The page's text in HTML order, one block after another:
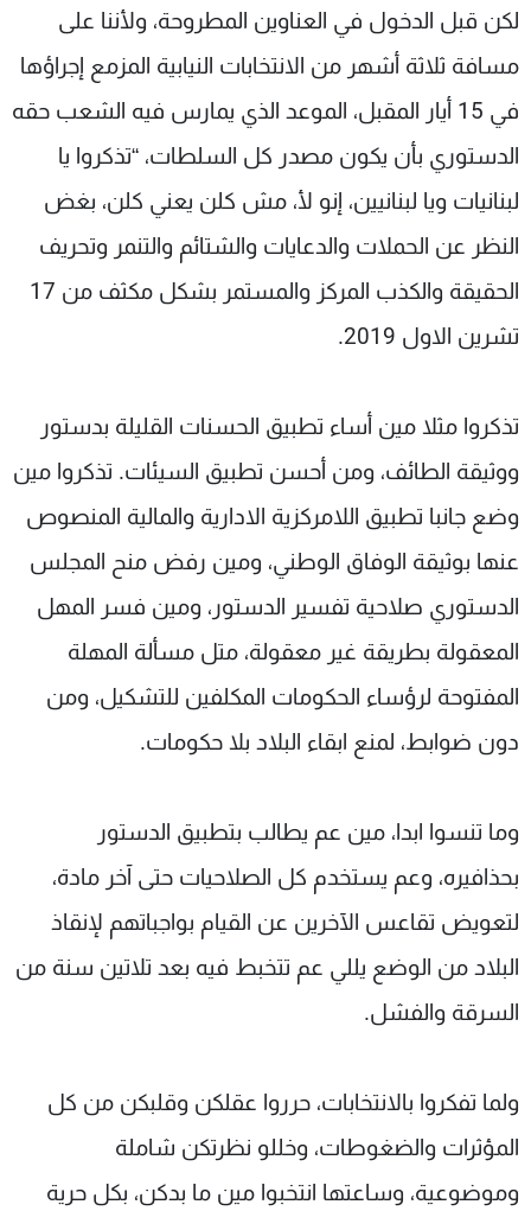
لكن قبل الدخول في العناوين المطروحة، ولأننا على
مسافة ثلاثة أشهر من الانتخابات النيابية المزمع إجراؤها
في 15 أيار المقبل، الموعد الذي يمارس فيه الشعب حقه
الدستوري بأن يكون مصدر كل السلطات، “تذكروا يا
لبنانيات ويا لبنانيين، إنو لأ، مش كلن يعني كلن، بغض
النظر عن الحملات والدعايات والشتائم والتنمر وتحريف
الحقيقة والكذب المركز والمستمر بشكل مكثف من 17
تشرين الاول 2019.
تذكروا مثلا مين أساء تطبيق الحسنات القليلة بدستور
ووثيقة الطائف، ومن أحسن تطبيق السيئات. تذكروا مين
وضع جانبا تطبيق اللامركزية الادارية والمالية المنصوص
عنها بوثيقة الوفاق الوطني، ومين رفض منح المجلس
الدستوري صلاحية تفسير الدستور، ومين فسر المهل
المعقولة بطريقة غير معقولة، متل مسألة المهلة
المفتوحة لرؤساء الحكومات المكلفين للتشكيل، ومن
دون ضوابط، لمنع ابقاء البلاد بلا حكومات.
وما تنسوا ابدا، مين عم يطالب بتطبيق الدستور
بحذافيره، وعم يستخدم كل الصلاحيات حتى آخر مادة،
لتعويض تقاعس الآخرين عن القيام بواجباتهم لإنقاذ
البلاد من الوضع يللي عم تتخبط فيه بعد تلاتين سنة من
السرقة والفشل.
ولما تفكروا بالانتخابات، حرروا عقلكن وقلبكن من كل
المؤثرات والضغوطات، وخللو نظرتكن شاملة
وموضوعية، وساعتها انتخبوا مين ما بدكن، بكل حرية